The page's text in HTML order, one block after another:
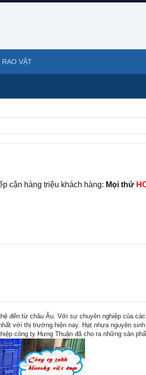
cận hàng triệu khách hàng: Mọi thứ
đến từ châu Âu. Với sự chuyên nghiệp của
với thị trường hiện nay. Hạt nhựa nguyên
công ty Hưng Thuận đã cho ra những sản
RAO VẶT